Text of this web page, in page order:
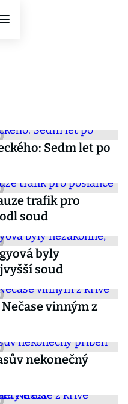
Sedm let po
trafik pro
soud
byly
soud
vinným z
nekonečný